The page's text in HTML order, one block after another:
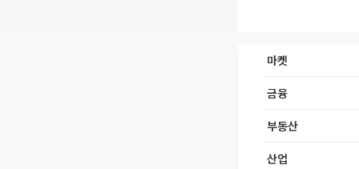
마켓
금융
부동산
산업